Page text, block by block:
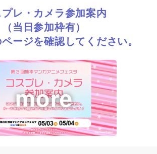
プレ・カメラ参加案内
（当日参加枠有）
ージを確認してください。